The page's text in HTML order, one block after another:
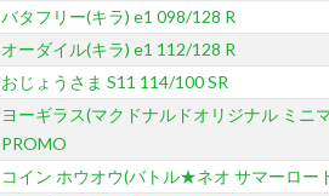
バタフリー(キラ) e1 098/128 R
オーダイル(キラ) e1 112/128 R
おじょうさま S11 114/100 SR
ヨーギラス(マクドナルドオリジナル ミ
PROMO
コイン ホウオウ(バトル★ネオ サマーロー